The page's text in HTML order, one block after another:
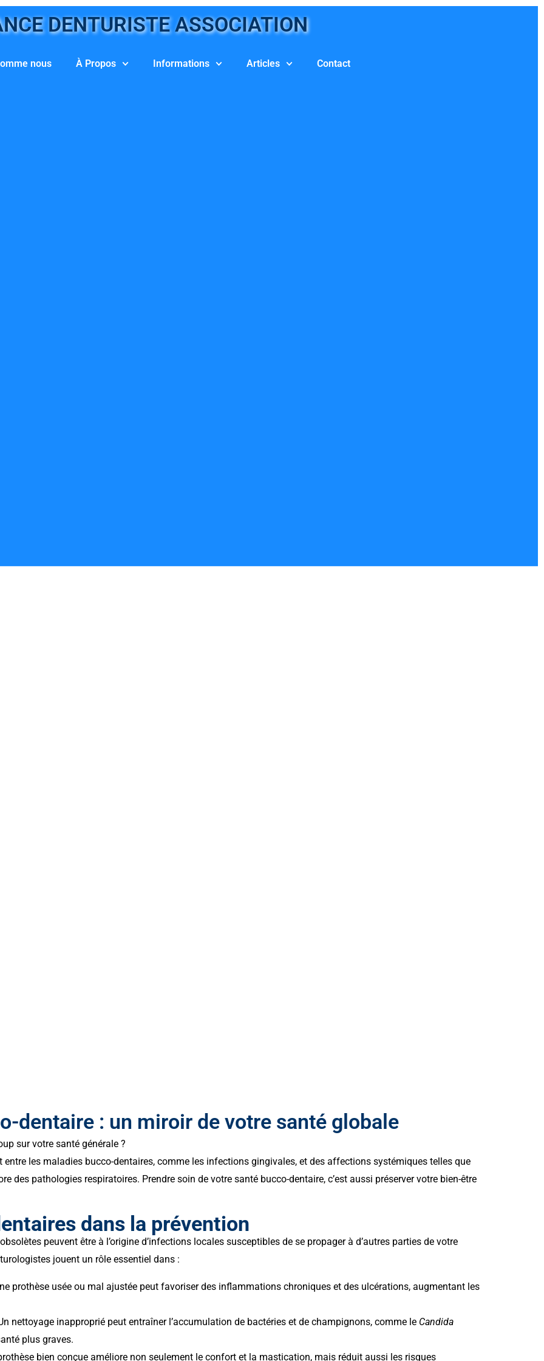
DENTURISTE ASSOCIATION
nous À Propos Informations Articles Contact
dentaire : un miroir de votre santé globale
sur votre santé générale ?
les maladies bucco-dentaires, comme les infections gingivales, et des affections systémiques telles que
des pathologies respiratoires. Prendre soin de votre santé bucco-dentaire, c’est aussi préserver votre bien-être
dans la prévention
peuvent être à l’origine d’infections locales susceptibles de se propager à d’autres parties de votre
jouent un rôle essentiel dans :
prothèse usée ou mal ajustée peut favoriser des inflammations chroniques et des ulcérations, augmentant les
nettoyage inapproprié peut entraîner l’accumulation de bactéries et de champignons, comme le Candida
plus graves.
bien conçue améliore non seulement le confort et la mastication, mais réduit aussi les risques